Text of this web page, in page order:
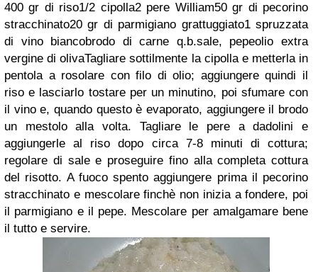
400 gr di riso1/2 cipolla2 pere William50 gr di pecorino
stracchinato20 gr di parmigiano grattuggiato1 spruzzata
di vino biancobrodo di carne q.b.sale, pepeolio extra
vergine di olivaTagliare sottilmente la cipolla e metterla in
pentola a rosolare con filo di olio; aggiungere quindi il
riso e lasciarlo tostare per un minutino, poi sfumare con
il vino e, quando questo è evaporato, aggiungere il brodo
un mestolo alla volta. Tagliare le pere a dadolini e
aggiungerle al riso dopo circa 7-8 minuti di cottura;
regolare di sale e proseguire fino alla completa cottura
del risotto. A fuoco spento aggiungere prima il pecorino
stracchinato e mescolare finchè non inizia a fondere, poi
il parmigiano e il pepe. Mescolare per amalgamare bene
il tutto e servire.